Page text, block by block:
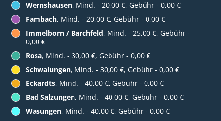
Wernshausen, Mind. - 20,00 €, Gebühr - 0,00 €
Fambach, Mind. - 20,00 €, Gebühr - 0,00 €
Immelborn / Barchfeld, Mind. - 25,00 €, Gebühr -
0,00 €
Rosa, Mind. - 30,00 €, Gebühr - 0,00 €
Schwalungen, Mind. - 30,00 €, Gebühr - 0,00 €
Eckardts, Mind. - 40,00 €, Gebühr - 0,00 €
Bad Salzungen, Mind. - 40,00 €, Gebühr - 0,00 €
Wasungen, Mind. - 40,00 €, Gebühr - 0,00 €